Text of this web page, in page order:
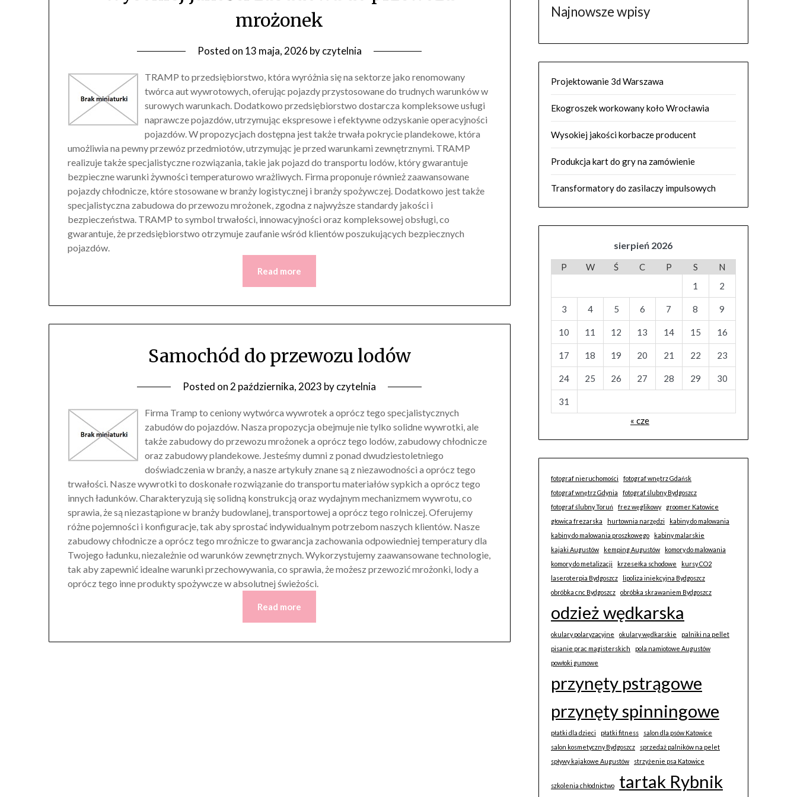
mrożonek
Posted on 13 maja, 2026 byczytelnia
TRAMP to przedsiębiorstwo, która wyróżnia się na sektorze jako renomowany
twórca aut wywrotowych, oferując pojazdy przystosowane do trudnych warunków w
surowych warunkach. Dodatkowo przedsiębiorstwo dostarcza kompleksowe usługi
naprawcze pojazdów, utrzymując ekspresowe i efektywne odzyskanie operacyjności
pojazdów. W propozycjach dostępna jest także trwała pokrycie plandekowe, która
umożliwia na pewny przewóz przedmiotów, utrzymując je przed warunkami zewnętrznymi. TRAMP
realizuje także specjalistyczne rozwiązania, takie jak pojazd do transportu lodów, który gwarantuje
bezpieczne warunki żywności temperaturowo wrażliwych. Firma proponuje również zaawansowane
pojazdy chłodnicze, które stosowane w branży logistycznej i branży spożywczej. Dodatkowo jest także
specjalistyczna zabudowa do przewozu mrożonek, zgodna z najwyższe standardy jakości i
bezpieczeństwa. TRAMP to symbol trwałości, innowacyjności oraz kompleksowej obsługi, co
gwarantuje, że przedsiębiorstwo otrzymuje zaufanie wśród klientów poszukujących bezpiecznych
pojazdów.
Read more
Samochód do przewozu lodów
Posted on2 października, 2023 byczytelnia
Firma Tramp to ceniony wytwórca wywrotek a oprócz tego specjalistycznych
zabudów do pojazdów. Nasza propozycja obejmuje nie tylko solidne wywrotki, ale
także zabudowy do przewozu mrożonek a oprócz tego lodów, zabudowy chłodnicze
oraz zabudowy plandekowe. Jesteśmy dumni z ponad dwudziestoletniego
doświadczenia w branży, a nasze artykuły znane są z niezawodności a oprócz tego
trwałości. Nasze wywrotki to doskonałe rozwiązanie do transportu materiałów sypkich a oprócz tego
innych ładunków. Charakteryzują się solidną konstrukcją oraz wydajnym mechanizmem wywrotu, co
sprawia, że są niezastąpione w branży budowlanej, transportowej a oprócz tego rolniczej. Oferujemy
różne pojemności i konfiguracje, tak aby sprostać indywidualnym potrzebom naszych klientów. Nasze
zabudowy chłodnicze a oprócz tego mroźnicze to gwarancja zachowania odpowiedniej temperatury dla
Twojego ładunku, niezależnie od warunków zewnętrznych. Wykorzystujemy zaawansowane technologie,
tak aby zapewnić idealne warunki przechowywania, co sprawia, że możesz przewozić mrożonki, lody a
oprócz tego inne produkty spożywcze w absolutnej świeżości.
Read more
Najnowsze wpisy
Projektowanie 3d Warszawa
Ekogroszek workowany koło Wrocławia
Wysokiej jakości korbacze producent
Produkcja kart do gry na zamówienie
Transformatory do zasilaczy impulsowych
sierpień 2026
P W Ś C P S
N
1
2
3 4 5 6 7 8 9
10 11 12 13 14 15 16
17 18 19 20 21 22 23
24 25 26 27 28 29 30
31
« cze
fotograf nieruchomości
fotograf wnętrz Gdańsk
fotograf wnętrz Gdynia
fotograf ślubny Bydgoszcz
fotograf ślubny Toruń
frez węglikowy
groomer Katowice
głowica frezarska
hurtownia narzędzi
kabiny do malowania
kabiny do malowania proszkowego
kabiny malarskie
kajaki Augustów
kemping Augustów
komory do malowania
komory do metalizacji
krzesełka schodowe
kursy CO2
laseroterpia Bydgoszcz
lipoliza iniekcyjna Bydgoszcz
obróbka cnc Bydgoszcz
obróbka skrawaniem Bydgoszcz
odzież wędkarska
okulary polaryzacyjne okulary wędkarskie
palniki na pellet
pisanie prac magisterskich
pola namiotowe Augustów
powłoki gumowe
przynęty pstrągowe
przynęty spinningowe
płatki dla dzieci płatki fitness
salon dla psów Katowice
salon kosmetyczny Bydgoszcz
sprzedaż palników na pelet
spływy kajakowe Augustów
strzyżenie psa Katowice
szkolenia chłodnictwo tartak Rybnik